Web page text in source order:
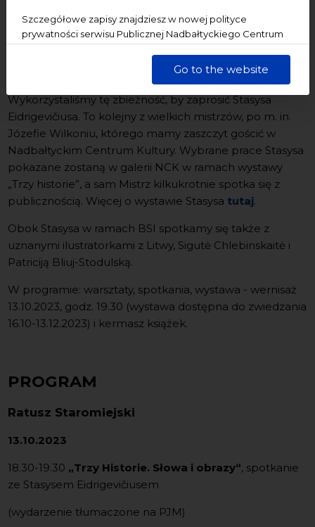
Szczegółowe zapisy znajdziesz w nowej polityce
prywatności serwisu Publicznej Nadbałtyckiego Centrum
dane są przetwarzane w sposób bezpieczny, z należytą
Go to the website
stanowiącego część BSI Festiwalu Komunikacji
WizualnejILUSTRATOR.
Osiągnięcie pełnoletniości przez BSI przypada na rok, w
którym obchodzona jest 700. rocznica założenia Wilna.
Wykorzystaliśmy tę zbieżność, by zaprosić Stasysa
Eidrigevičiusa. To kolejny z wielkich mistrzów, po m. in.
Józefie Wilkoniu, którego mamy zaszczyt gościć w
Nadbałtyckim Centrum Kultury. Wybrane prace Stasysa
pokazane zostaną w galerii NCK w ramach wystawy
„Trzy historie”, a sam Mistrz kilkukrotnie spotka się z
publicznością. Więcej o wystawie Stasysa tutaj.
Obok Stasysa w ramach BSI spotkamy się także z
uznanymi ilustratorkami z Litwy, Sigutė Chlebinskaitė i
Patriciją Bliuj-Stodulską.
W programie: warsztaty, spotkania, wystawa - wernisaż
13.10.2023, godz. 19.30 (wystawa dostępna do zwiedzania
16.10-13.12.2023) i kermasz książek.
PROGRAM
Ratusz Staromiejski
13.10.2023
18.30-19.30 „Trzy Historie. Słowa i obrazy“, spotkanie
ze Stasysem Eidrigevičiusem
(wydarzenie tłumaczone na PJM)